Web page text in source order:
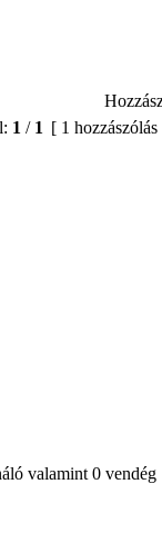
1 / 1 [ 1
valamint 0 vendég